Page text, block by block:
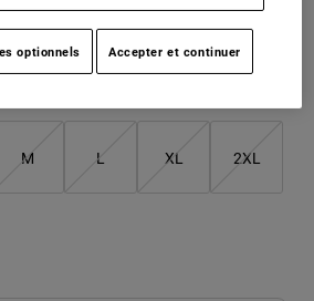
M L XL 2XL
optionnels Accepter et continuer